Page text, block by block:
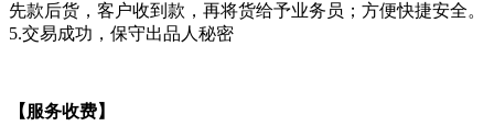
先款后货，客户收到款，再将货给予业务员；方便快捷安全。
5.交易成功，保守出品人秘密
【服务收费】